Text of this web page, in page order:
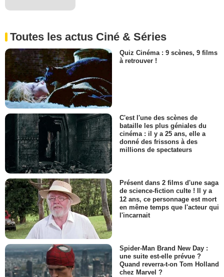
Toutes les actus Ciné & Séries
Quiz Cinéma : 9 scènes, 9 films
à retrouver !
C'est l'une des scènes de
bataille les plus géniales du
cinéma : il y a 25 ans, elle a
donné des frissons à des
millions de spectateurs
Présent dans 2 films d'une saga
de science-fiction culte ! Il y a
12 ans, ce personnage est mort
en même temps que l'acteur qui
l'incarnait
Spider-Man Brand New Day :
une suite est-elle prévue ?
Quand reverra-t-on Tom Holland
chez Marvel ?